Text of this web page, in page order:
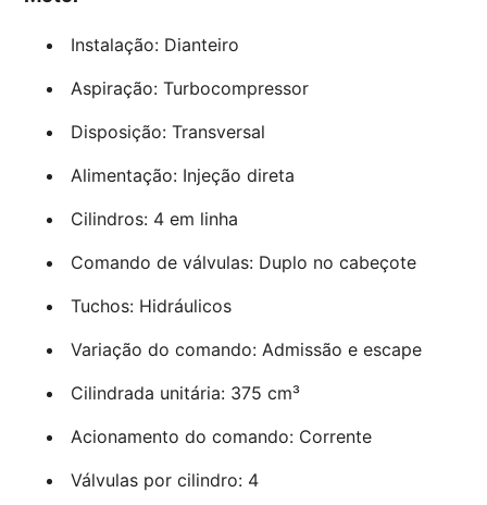
Instalação: Dianteiro
Aspiração: Turbocompressor
Disposição: Transversal
Alimentação: Injeção direta
Cilindros: 4 em linha
Comando de válvulas: Duplo no cabeçote
Tuchos: Hidráulicos
Variação do comando: Admissão e escape
Cilindrada unitária: 375 cm³
Acionamento do comando: Corrente
Válvulas por cilindro: 4